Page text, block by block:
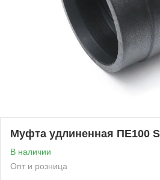
Муфта удлиненная ПЕ100
В наличии
Опт и розница